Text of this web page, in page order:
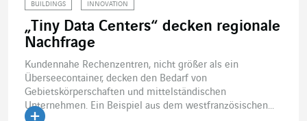
BUILDINGS INNOVATION
„Tiny Data Centers“ decken regionale
Nachfrage
Kundennahe Rechenzentren, nicht größer als ein
Überseecontainer, decken den Bedarf von
Gebietskörperschaften und mittelständischen
Unternehmen. Ein Beispiel aus dem westfranzösischen...